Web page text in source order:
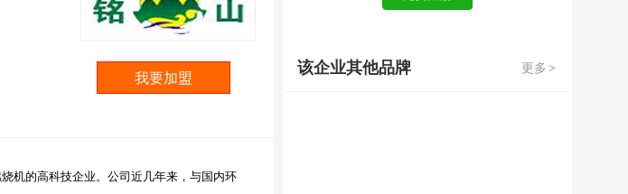
机的高科技企业。公司近几年来，与国内环
更多 >
该企业其他品牌